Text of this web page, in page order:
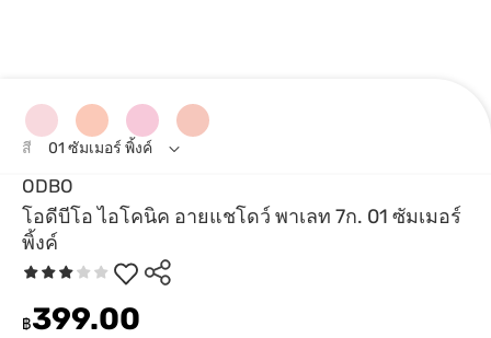
ODBO
โอดีบีโอ ไอโคนิค อายแชโดว์ พาเลท 7ก. 01 ซัมเมอร์
พิ้งค์
฿399.00
สี 01 ซัมเมอร์ พิ้งค์